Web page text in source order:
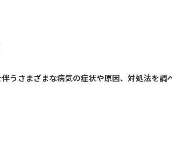
うさまざまな病気の症状や原因、対処法を調